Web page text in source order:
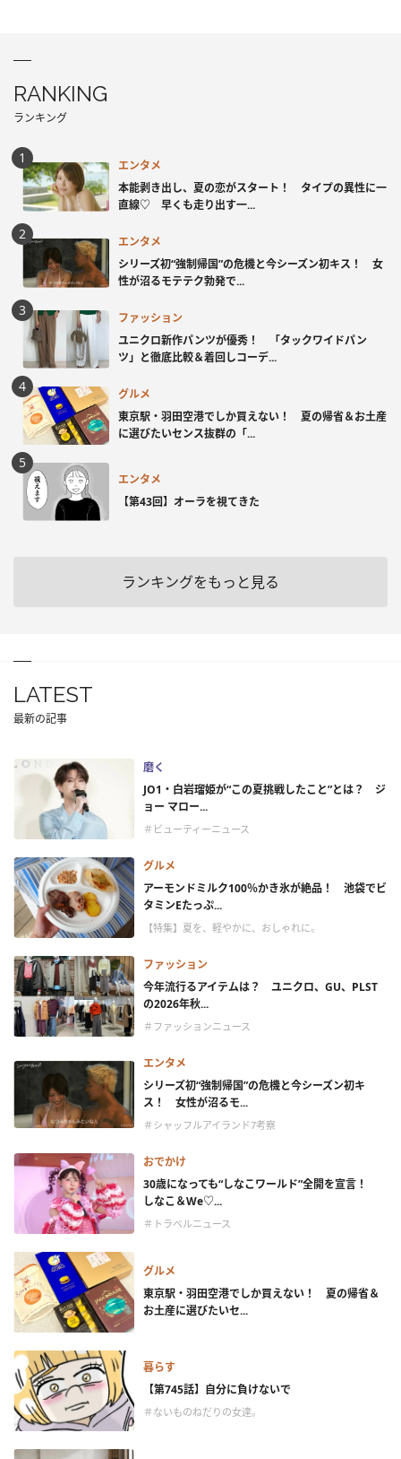
RANKING
ランキング
エンタメ
本能剥き出し、夏の恋がスタート！ タイプの異性に一
直線♡ 早くも走り出す一...
エンタメ
シリーズ初“強制帰国”の危機と今シーズン初キス！ 女
性が沼るモテテク勃発で...
ファッション
ユニクロ新作パンツが優秀！ 「タックワイドパン
ツ」と徹底比較＆着回しコーデ...
グルメ
東京駅・羽田空港でしか買えない！ 夏の帰省＆お土産
に選びたいセンス抜群の「...
エンタメ
【第43回】オーラを視てきた
ランキングをもっと見る
LATEST
最新の記事
磨く
JO1・白岩瑠姫が“この夏挑戦したこと”とは？ ジ
ョー マロー...
＃ビューティーニュース
グルメ
アーモンドミルク100％かき氷が絶品！ 池袋でビ
タミンEたっぷ...
【特集】夏を、軽やかに、おしゃれに。
ファッション
今年流行るアイテムは？ ユニクロ、GU、PLST
の2026年秋...
＃ファッションニュース
エンタメ
シリーズ初“強制帰国”の危機と今シーズン初キ
ス！ 女性が沼るモ...
＃シャッフルアイランド7考察
おでかけ
30歳になっても“しなこワールド”全開を宣言！
しなこ＆We♡...
＃トラベルニュース
グルメ
東京駅・羽田空港でしか買えない！ 夏の帰省＆
お土産に選びたいセ...
暮らす
【第745話】自分に負けないで
＃ないものねだりの女達。